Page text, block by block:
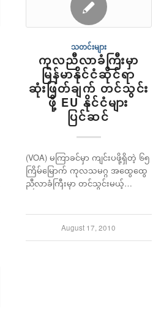
သတင်းများ
ကုလညီလာခံကြီးမှာ
မြန်မာနိုင်ငံဆိုင်ရာ
ဆုံးဖြတ်ချက် တင်သွင်း
ဖို့ EU နိုင်ငံများ
ပြင်ဆင်
(VOA) မကြာခင်မှာ ကျင်းပဖို့ရှိတဲ့ ၆၅
ကြိမ်မြောက် ကုလသမဂ္ဂ အထွေထွေ
ညီလာခံကြီးမှာ တင်သွင်းမယ့်…
August 17, 2010